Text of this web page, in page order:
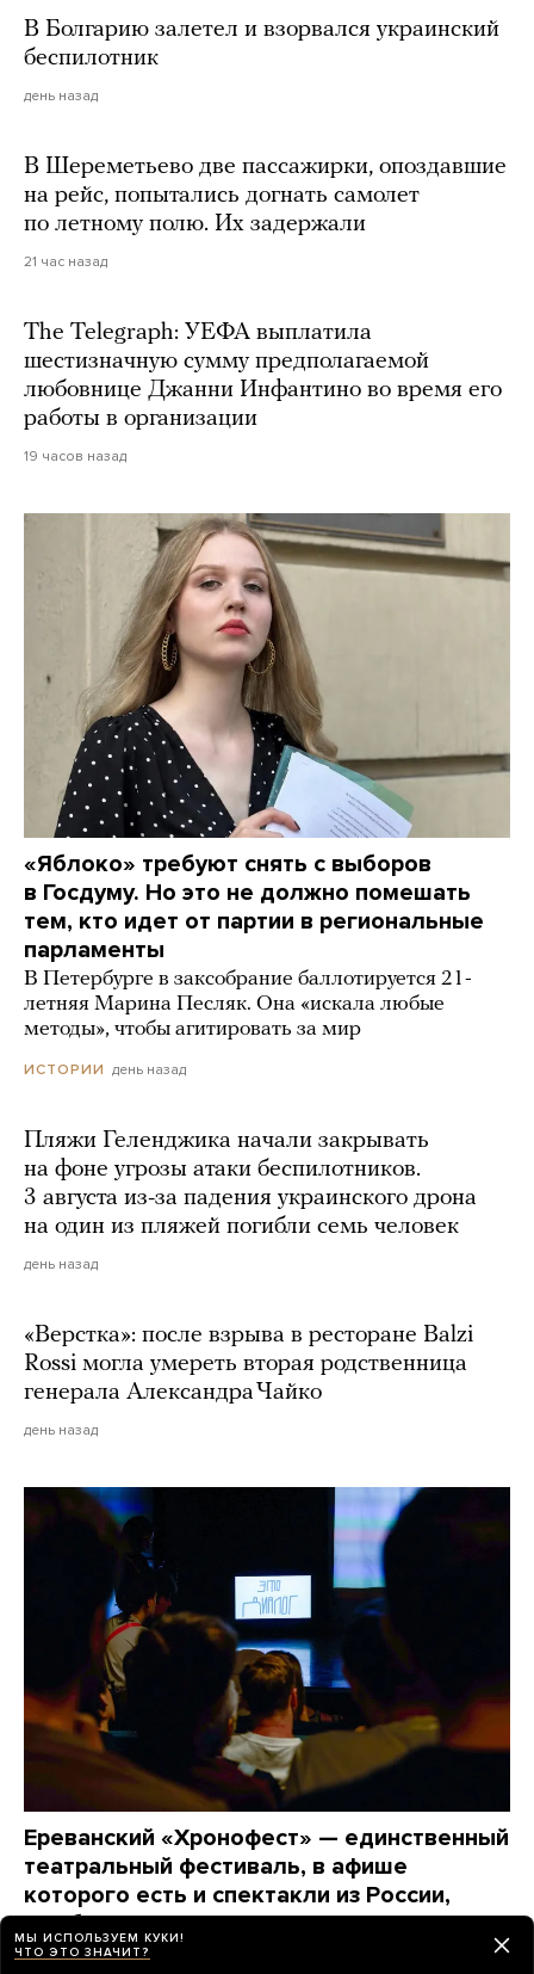
В Болгарию залетел и взорвался украинский
беспилотник
день назад
В Шереметьево две пассажирки, опоздавшие
на рейс, попытались догнать самолет
по летному полю. Их задержали
21 час назад
The Telegraph: УЕФА выплатила
шестизначную сумму предполагаемой
любовнице Джанни Инфантино во время его
работы в организации
19 часов назад
«Яблоко» требуют снять с выборов
в Госдуму. Но это не должно помешать
тем, кто идет от партии в региональные
парламенты
В Петербурге в заксобрание баллотируется 21-
летняя Марина Песляк. Она «искала любые
методы», чтобы агитировать за мир
ИСТОРИИ день назад
Пляжи Геленджика начали закрывать
на фоне угрозы атаки беспилотников.
3 августа из-за падения украинского дрона
на один из пляжей погибли семь человек
день назад
«Верстка»: после взрыва в ресторане Balzi
Rossi могла умереть вторая родственница
генерала Александра Чайко
день назад
Ереванский «Хронофест» — единственный
театральный фестиваль, в афише
которого есть и спектакли из России,
и работы эмигрантов, и иностранные
проекты
МЫ ИСПОЛЬЗУЕМ КУКИ!
ЧТО ЭТО ЗНАЧИТ?